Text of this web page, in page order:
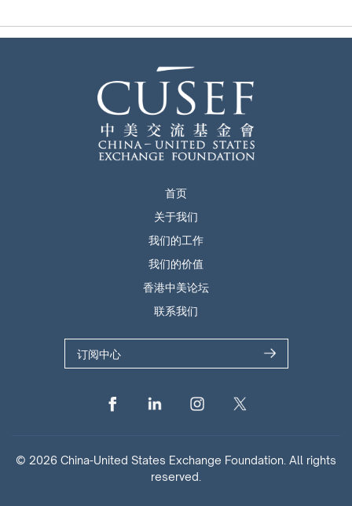
首页
关于我们
我们的工作
我们的价值
香港中美论坛
联系我们
订阅中心
© 2026 China-United States Exchange Foundation. All rights
reserved.